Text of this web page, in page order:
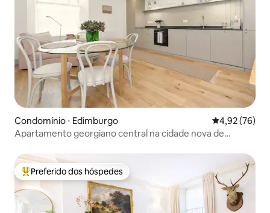
Condomínio ⋅ Edimburgo 4,92 de uma
4,92 (76)
Apartamento georgiano central na cidade nova de
Entre os melhores preferidos dos hóspedes
Preferido dos hóspedes